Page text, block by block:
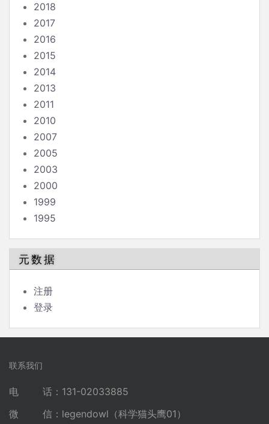
2018
2017
2016
2015
2014
2013
2011
2010
2007
2005
2003
2000
1999
1995
元数据
注册
登录
联系我们
电 话：131-02033885
微 信：legendowl（科学猫头鹰01）